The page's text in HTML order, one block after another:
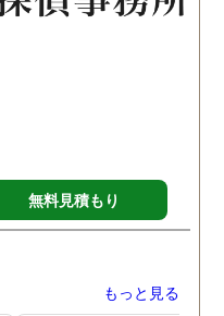
無料見積もり
もっと見る